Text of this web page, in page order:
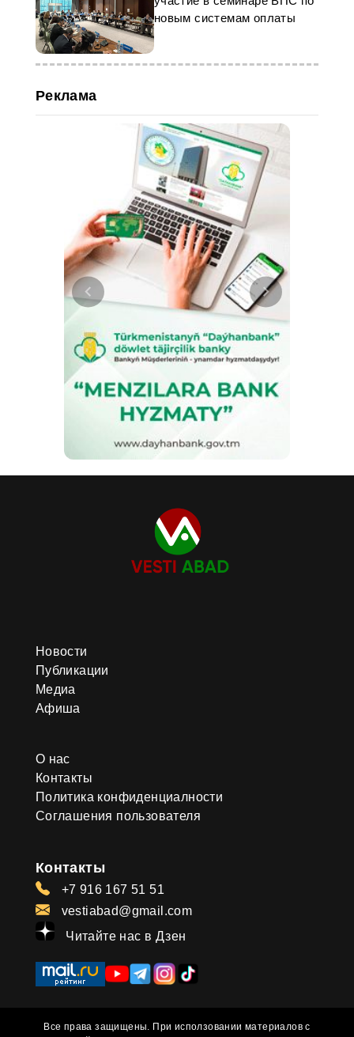
новым системам оплаты
Реклама
Новости
Публикации
Медиа
Афиша
О нас
Контакты
Политика конфиденциалности
Соглашения пользователя
Контакты
+7 916 167 51 51
vestiabad@gmail.com
Читайте нас в Дзен
Все права защищены. При исползовании материалов с